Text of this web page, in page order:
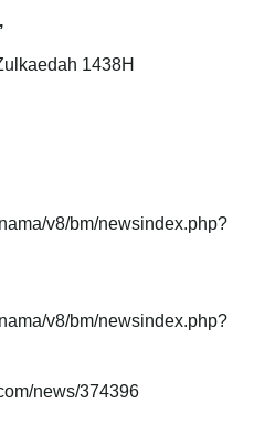
1438H
v8/bm/newsindex.php?
v8/bm/newsindex.php?
news/374396